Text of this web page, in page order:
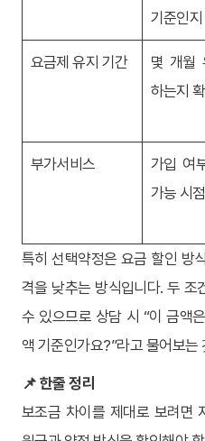
기준인
요금제 유지 기간
몇 개월
하는지
부가서비스
가입 여
가능 시
특히 선택약정은 요금 할인 방
격을 낮추는 방식입니다. 두 조
수 있으므로 상담 시 “이 금액
액 기준인가요?”라고 물어보는
📌 한줄 정리
보조금 차이를 제대로 보려면